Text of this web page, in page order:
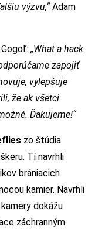
výzvu,“Adam
„What a hack.
zapojiť
vylepšuje
že ak všetci
Ďakujeme!“
zo štúdia
Tí navrhli
brániacich
kamier. Navrhli
dokážu
záchranným